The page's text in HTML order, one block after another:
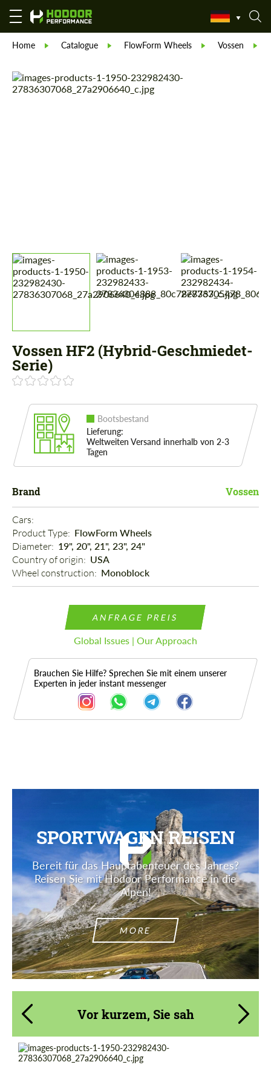
Home Catalogue FlowForm Wheels Vossen
Vossen HF2 (Hybrid-Geschmiedet-
Serie)
Bootsbestand
Lieferung:
Weltweiten Versand innerhalb von 2-3
Tagen
Brand Vossen
Cars:
Product Type: FlowForm Wheels
Diameter: 19", 20", 21", 23", 24"
Country of origin: USA
Wheel construction: Monoblock
ANFRAGE PREIS
Global Issues | Our Approach
Brauchen Sie Hilfe? Sprechen Sie mit einem unserer
Experten in jeder instant messenger
SPORTWAGEN REISEN
Bereit für das Hauptabenteuer des Jahres?
Reisen Sie mit Hodoor Performance in die
Alpen!
MORE
Vor kurzem, Sie sah